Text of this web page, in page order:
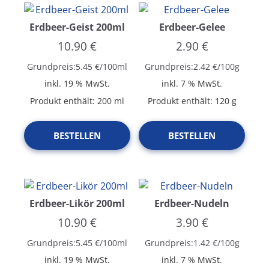
Erdbeer-Geist 200ml
10.90 €
Grundpreis:5.45 €/100ml
inkl. 19 % MwSt.
Produkt enthält: 200 ml
BESTELLEN
Erdbeer-Gelee
2.90 €
Grundpreis:2.42 €/100g
inkl. 7 % MwSt.
Produkt enthält: 120 g
BESTELLEN
Erdbeer-Likör 200ml
10.90 €
Grundpreis:5.45 €/100ml
inkl. 19 % MwSt.
Erdbeer-Nudeln
3.90 €
Grundpreis:1.42 €/100g
inkl. 7 % MwSt.